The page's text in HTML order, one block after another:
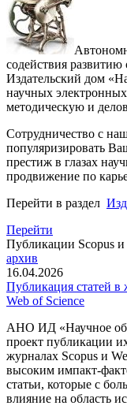
содействия развитию
Издательский дом
научных
методическую и
Сотрудничество с
популяризировать
престиж в глазах
продвижение по
Перейти в раздел
Перейти
Публикации Scopus и
архив
16.04.2026
Публикация статей в
Web of Science
АНО ИД «Научное
проект публикации
журналах Scopus и
высоким импакт-
статьи, которые с
влияние на область